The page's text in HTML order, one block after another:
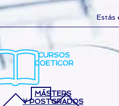
Estás
CURSOS
COETICOR
MÁSTERS
Y POSTGRADOS